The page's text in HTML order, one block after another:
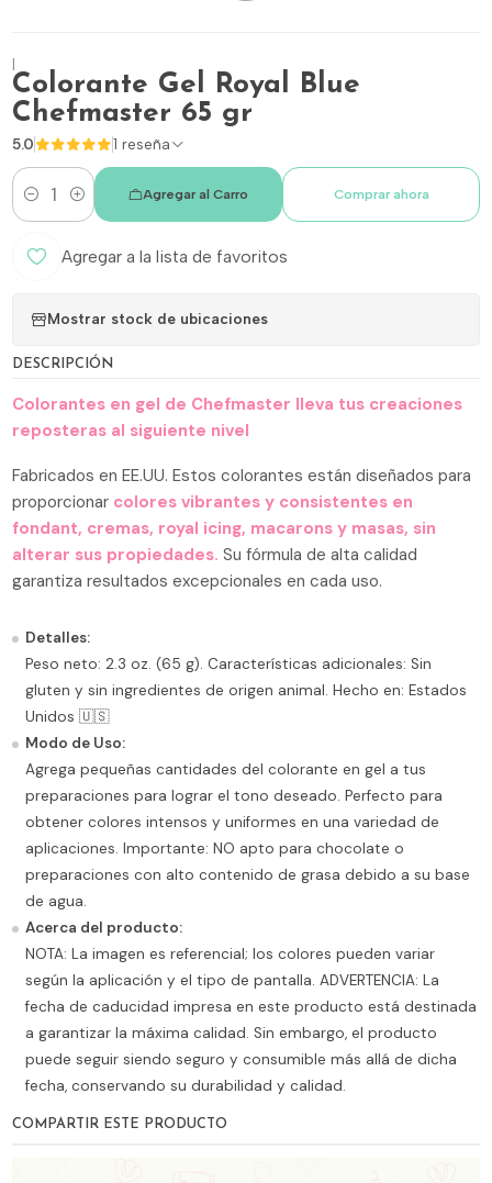
|
Colorante Gel Royal Blue
Chefmaster 65 gr
5.0 1 reseña
Cantidad
Agregar al Carro Comprar ahora
Agregar a la lista de favoritos
Mostrar stock de ubicaciones
DESCRIPCIÓN
Colorantes en gel de Chefmaster lleva tus creaciones
reposteras al siguiente nivel
Fabricados en EE.UU. Estos colorantes están diseñados para
proporcionar colores vibrantes y consistentes en
fondant, cremas, royal icing, macarons y masas, sin
alterar sus propiedades. Su fórmula de alta calidad
garantiza resultados excepcionales en cada uso.
Detalles:
Peso neto: 2.3 oz. (65 g). Características adicionales: Sin
gluten y sin ingredientes de origen animal. Hecho en: Estados
Unidos 🇺🇸
Modo de Uso:
Agrega pequeñas cantidades del colorante en gel a tus
preparaciones para lograr el tono deseado. Perfecto para
obtener colores intensos y uniformes en una variedad de
aplicaciones. Importante: NO apto para chocolate o
preparaciones con alto contenido de grasa debido a su base
de agua.
Acerca del producto:
NOTA: La imagen es referencial; los colores pueden variar
según la aplicación y el tipo de pantalla. ADVERTENCIA: La
fecha de caducidad impresa en este producto está destinada
a garantizar la máxima calidad. Sin embargo, el producto
puede seguir siendo seguro y consumible más allá de dicha
fecha, conservando su durabilidad y calidad.
COMPARTIR ESTE PRODUCTO